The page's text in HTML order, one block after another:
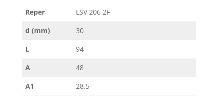
Reper
LSV 206 2F
d (mm)
30
L
94
A
48
A1
28.5